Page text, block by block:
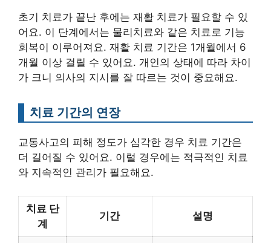
초기 치료가 끝난 후에는 재활 치료가 필요할 수 있
어요. 이 단계에서는 물리치료와 같은 치료로 기능
회복이 이루어져요. 재활 치료 기간은 1개월에서 6
개월 이상 걸릴 수 있어요. 개인의 상태에 따라 차이
가 크니 의사의 지시를 잘 따르는 것이 중요해요.
치료 기간의 연장
교통사고의 피해 정도가 심각한 경우 치료 기간은
더 길어질 수 있어요. 이럴 경우에는 적극적인 치료
와 지속적인 관리가 필요해요.
치료 단
계
기간 설명